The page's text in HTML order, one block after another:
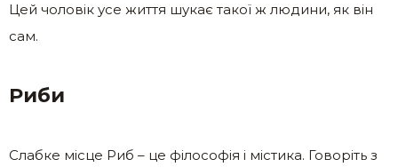
Цей чоловік усе життя шукає такої ж людини, як він
сам.
Риби
Слабке місце Риб – це філософія і містика. Говоріть з